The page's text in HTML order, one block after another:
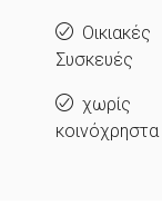
Οικιακές
Συσκευές
χωρίς
κοινόχρηστα